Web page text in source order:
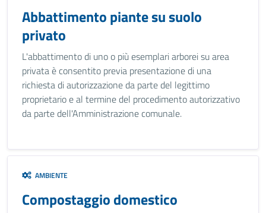
Abbattimento piante su suolo
privato
L'abbattimento di uno o più esemplari arborei su area
privata è consentito previa presentazione di una
richiesta di autorizzazione da parte del legittimo
proprietario e al termine del procedimento autorizzativo
da parte dell'Amministrazione comunale.
AMBIENTE
Compostaggio domestico